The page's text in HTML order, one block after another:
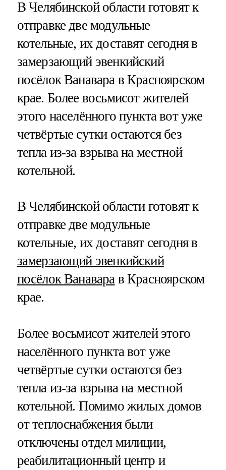
В Челябинской области готовят к
отправке две модульные
котельные, их доставят сегодня в
замерзающий эвенкийский
посёлок Ванавара в Красноярском
крае. Более восьмисот жителей
этого населённого пункта вот уже
четвёртые сутки остаются без
тепла из-за взрыва на местной
котельной.
В Челябинской области готовят к
отправке две модульные
котельные, их доставят сегодня в
замерзающий эвенкийский
посёлок Ванаварав Красноярском
крае.
Более восьмисот жителей этого
населённого пункта вот уже
четвёртые сутки остаются без
тепла из-за взрыва на местной
котельной. Помимо жилых домов
от теплоснабжения были
отключены отдел милиции,
реабилитационный центр и